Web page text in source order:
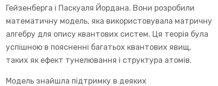
Гейзенберга і Паскуаля Йордана. Вони розробили
математичну модель, яка використовувала матричну
алгебру для опису квантових систем. Ця теорія була
успішною в поясненні багатьох квантових явищ,
таких як ефект тунелювання і структура атомів.
Модель знайшла підтримку в деяких